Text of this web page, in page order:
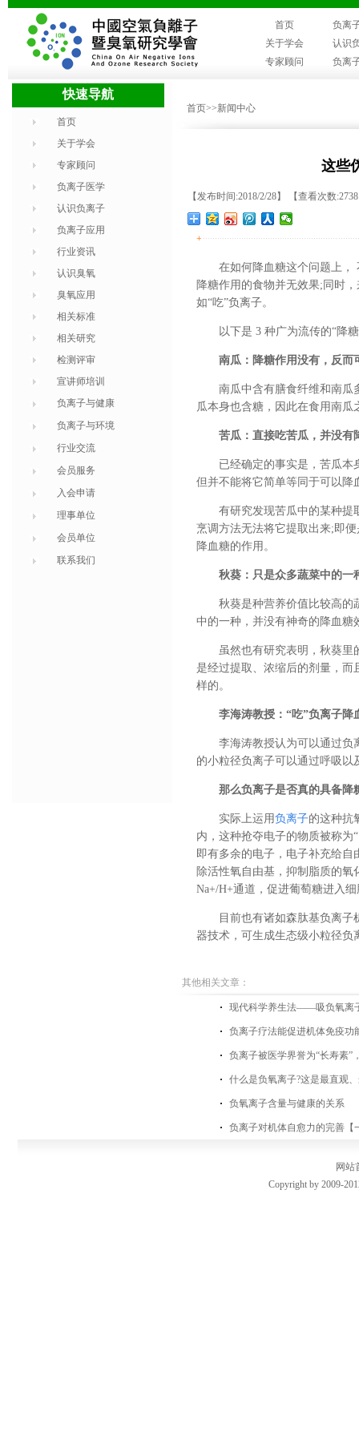
首页
负离
关于学会
认识
专家顾问
负离
快速导航
首页
关于学会
专家顾问
负离子医学
认识负离子
负离子应用
行业资讯
认识臭氧
臭氧应用
相关标准
相关研究
检测评审
宣讲师培训
负离子与健康
负离子与环境
行业交流
会员服务
入会申请
理事单位
会员单位
联系我们
首页>>新闻中心
这些
【发布时间:2018/2/28】 【查看次数
+
在如何降血糖这个问题上，
降糖作用的食物并无效果;同时
如“吃”负离子。
以下是 3 种广为流传的“降
南瓜：降糖作用没有，反而
南瓜中含有膳食纤维和南瓜
瓜本身也含糖，因此在食用南
苦瓜：直接吃苦瓜，并没有
已经确定的事实是，苦瓜本
但并不能将它简单等同于可以降
有研究发现苦瓜中的某种提
烹调方法无法将它提取出来;即
降血糖的作用。
秋葵：只是众多蔬菜中的一
秋葵是种营养价值比较高的
中的一种，并没有神奇的降血糖
虽然也有研究表明，秋葵里
是经过提取、浓缩后的剂量，而
样的。
李海涛教授：“吃”负离子降
李海涛教授认为可以通过负
的小粒径负离子可以通过呼吸
那么负离子是否真的具备降
实际上运用负离子的这种抗
内，这种抢夺电子的物质被称为
即有多余的电子，电子补充给
除活性氧自由基，抑制脂质的
Na+/H+通道，促进葡萄糖进入
目前也有诸如森肽基负离
器技术，可生成生态级小粒径
其他相关文章：
现代科学养生法——吸负氧离
负离子疗法能促进机体免疫功
负离子被医学界誉为“长寿素”
什么是负氧离子?这是最直观
负氧离子含量与健康的关系
负离子对机体自愈力的完善【
网站
Copyright by 2009-